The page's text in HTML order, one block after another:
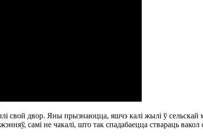
свой двор. Яны прызнаюцца, яшчэ калі жылі ў сельскай
самі не чакалі, што так спадабаецца ствараць